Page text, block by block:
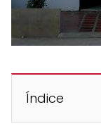
Índice